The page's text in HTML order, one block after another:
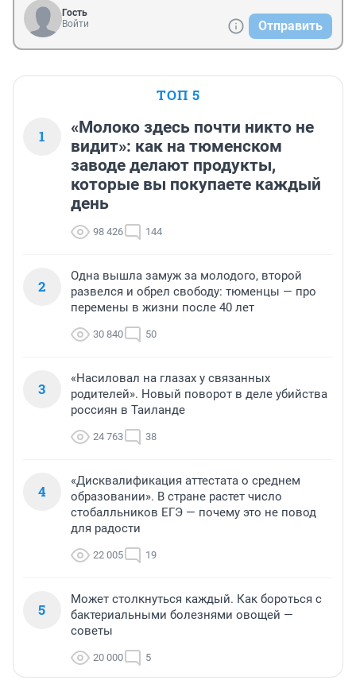
Гость
Войти
Отправить
ТОП 5
1
«Молоко здесь почти никто не
видит»: как на тюменском
заводе делают продукты,
которые вы покупаете каждый
день
98 426 144
2
Одна вышла замуж за молодого, второй
развелся и обрел свободу: тюменцы — про
перемены в жизни после 40 лет
30 840 50
3
«Насиловал на глазах у связанных
родителей». Новый поворот в деле убийства
россиян в Таиланде
24 763 38
4
«Дисквалификация аттестата о среднем
образовании». В стране растет число
стобалльников ЕГЭ — почему это не повод
для радости
22 005 19
5
Может столкнуться каждый. Как бороться с
бактериальными болезнями овощей —
советы
20 000 5